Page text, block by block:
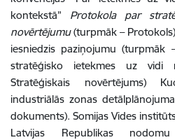
kontekstā” Protokola par
novērtējumu(turpmāk –
iesniedzis paziņojumu (turpmāk
stratēģisko ietekmes uz vidi
Stratēģiskais novērtējums)
industriālās zonas
dokuments). Somijas Vides
Latvijas Republikas